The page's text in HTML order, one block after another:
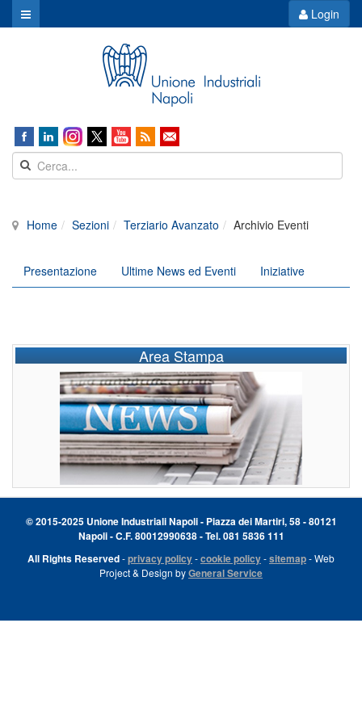
Login
Home Sezioni Terziario Avanzato Archivio Eventi
Presentazione Ultime News ed Eventi Iniziative
Area Stampa
© 2015-2025 Unione Industriali Napoli - Piazza dei Martiri, 58 - 80121
Napoli - C.F. 80012990638 - Tel. 081 5836 111
All Rights Reserved-privacy policy-cookie policy-sitemap- Web
Project & Design byGeneral Service